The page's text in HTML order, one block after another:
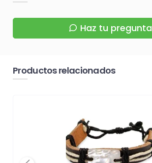
Haz tu pregunta
Productos relacionados